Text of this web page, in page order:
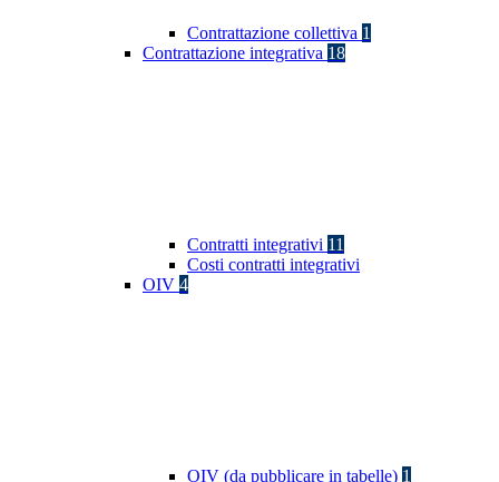
Contrattazione collettiva 1
Contrattazione integrativa 18
Contratti integrativi 11
Costi contratti integrativi
OIV 4
OIV (da pubblicare in tabelle) 1